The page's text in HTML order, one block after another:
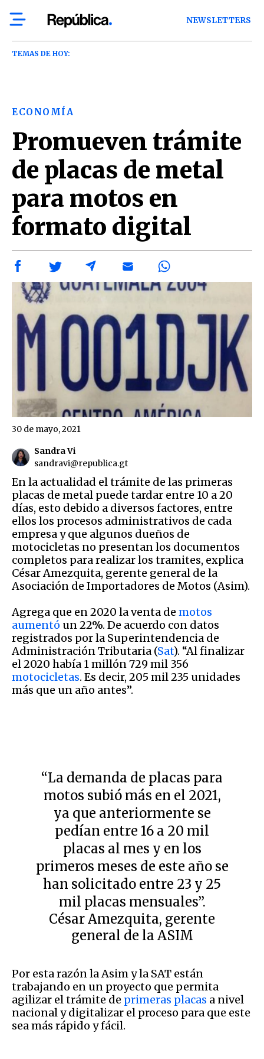
NEWSLETTERS
TEMAS DE HOY:
ECONOMÍA
Promueven trámite
de placas de metal
para motos en
formato digital
Sandra Vi
sandravi@republica.gt
30 de mayo, 2021
En la actualidad el trámite de las primeras
placas de metal puede tardar entre 10 a 20
días, esto debido a diversos factores, entre
ellos los procesos administrativos de cada
empresa y que algunos dueños de
motocicletas no presentan los documentos
completos para realizar los tramites, explica
César Amezquita, gerente general de la
Asociación de Importadores de Motos (Asim).
Agrega que en 2020 la venta de motos
aumentó un 22%. De acuerdo con datos
registrados por la Superintendencia de
Administración Tributaria (Sat). “Al finalizar
el 2020 había 1 millón 729 mil 356
motocicletas. Es decir, 205 mil 235 unidades
más que un año antes”.
“La demanda de placas para
motos subió más en el 2021,
ya que anteriormente se
pedían entre 16 a 20 mil
placas al mes y en los
primeros meses de este año se
han solicitado entre 23 y 25
mil placas mensuales”.
César Amezquita, gerente
general de la ASIM
Por esta razón la Asim y la SAT están
trabajando en un proyecto que permita
agilizar el trámite de primeras placas a nivel
nacional y digitalizar el proceso para que este
sea más rápido y fácil.